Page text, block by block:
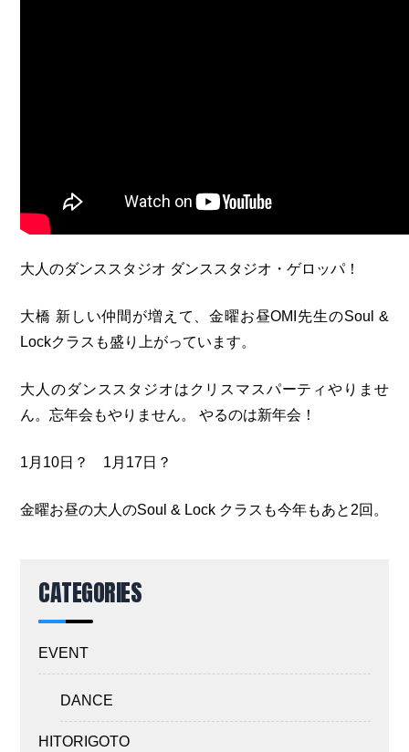
大人のダンススタジオ ダンススタジオ・ゲロッパ！
大橋 新しい仲間が増えて、金曜お昼OMI先生のSoul &
Lockクラスも盛り上がっています。
大人のダンススタジオはクリスマスパーティやりませ
ん。忘年会もやりません。 やるのは新年会！
1月10日？ 1月17日？
金曜お昼の大人のSoul & Lock クラスも今年もあと2回。
CATEGORIES
EVENT
DANCE
HITORIGOTO